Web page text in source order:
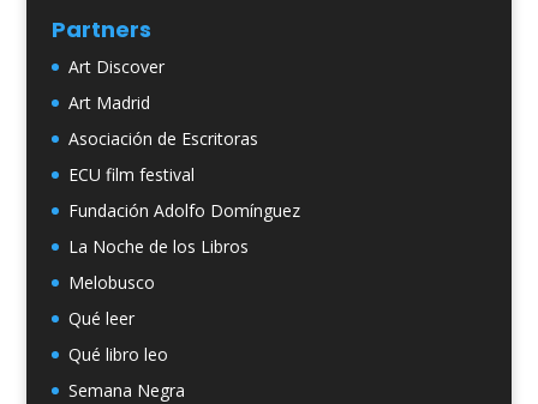
Partners
Art Discover
Art Madrid
Asociación de Escritoras
ECU film festival
Fundación Adolfo Domínguez
La Noche de los Libros
Melobusco
Qué leer
Qué libro leo
Semana Negra